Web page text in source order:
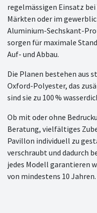
regelmässigen Einsatz
Märkten oder im
Aluminium-Sechskant-
sorgen für maximale
Auf- und Abbau.
Die Planen bestehen aus
Oxford-Polyester, das
sind sie zu 100 %
Ob mit oder ohne
Beratung, vielfältiges
Pavillon individuell zu
verschraubt und dadurch
jedes Modell garantieren
von mindestens 10 Jahren.